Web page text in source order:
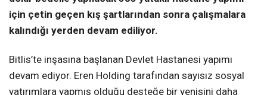
için çetin geçen kış şartlarından sonra çalışmalara
kalındığı yerden devam ediliyor.
Bitlis’te inşasına başlanan Devlet Hastanesi yapımı
devam ediyor. Eren Holding tarafından sayısız sosyal
yatırımlara yapmış olduğu desteğe bir yenisini daha